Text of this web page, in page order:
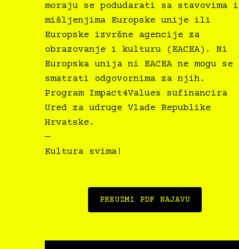
moraju se podudarati sa stavovima i
mišljenjima Europske unije ili
Europske izvršne agencije za
obrazovanje i kulturu (EACEA). Ni
Europska unija ni EACEA ne mogu se
smatrati odgovornima za njih.
Program Impact4Values sufinancira
Ured za udruge Vlade Republike
Hrvatske.
—
Kultura svima!
PREUZMI PDF NAJAVU